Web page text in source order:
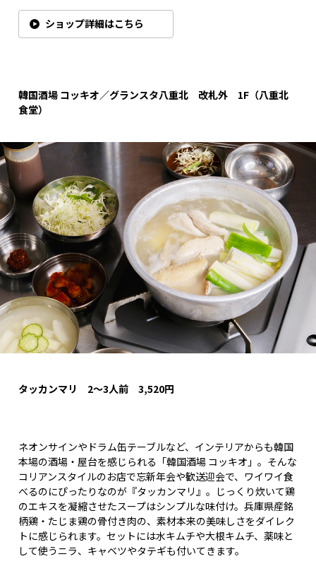
ショップ詳細はこちら
韓国酒場 コッキオ／グランスタ八重北 改札外 1F （八重北
食堂）
タッカンマリ 2～3人前 3,520円
ネオンサインやドラム缶テーブルなど、インテリアからも韓国
本場の酒場・屋台を感じられる「韓国酒場 コッキオ」。そんな
コリアンスタイルのお店で忘新年会や歓送迎会で、ワイワイ食
べるのにぴったりなのが『タッカンマリ』。じっくり炊いて鶏
のエキスを凝縮させたスープはシンプルな味付け。兵庫県産銘
柄鶏・たじま鶏の骨付き肉の、素材本来の美味しさをダイレク
トに感じられます。セットには水キムチや大根キムチ、薬味と
して使うニラ、キャベツやタテギも付いてきます。